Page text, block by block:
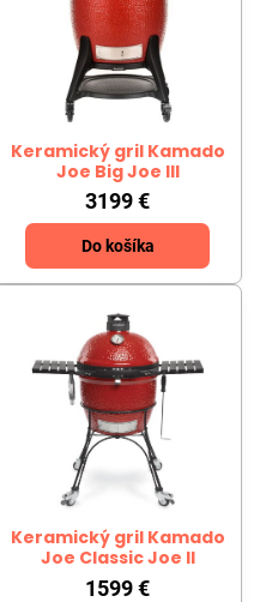
Keramický gril Kamado
Joe Big Joe III
3199 €
Do košíka
Keramický gril Kamado
Joe Classic Joe II
1599 €